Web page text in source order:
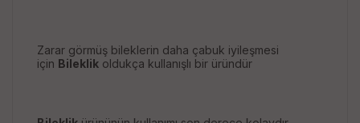
Zarar görmüş bileklerin daha çabuk iyileşmesi
için Bileklik oldukça kullanışlı bir üründür